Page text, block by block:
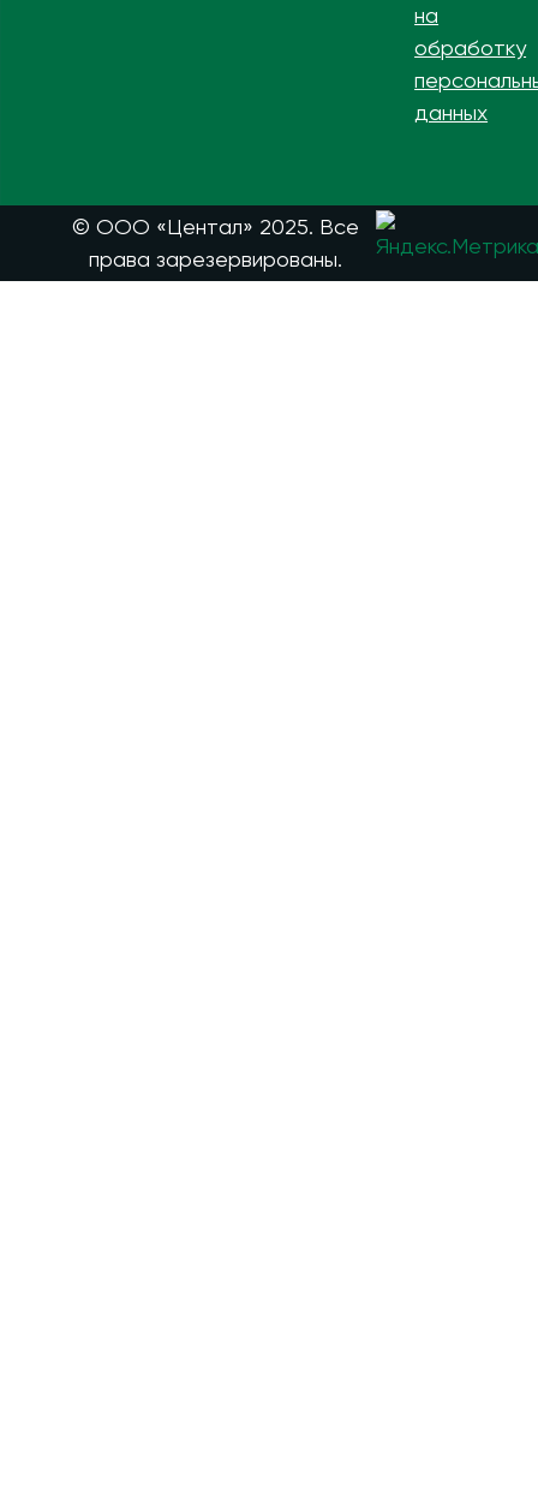
на
обработку
данных
© ООО «Центал» 2025. Все
права зарезервированы.